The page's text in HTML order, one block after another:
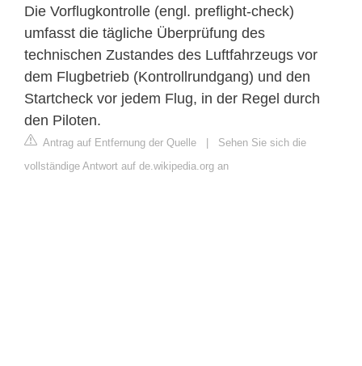
Die Vorflugkontrolle (engl. preflight-check)
umfasst die tägliche Überprüfung des
technischen Zustandes des Luftfahrzeugs vor
dem Flugbetrieb (Kontrollrundgang) und den
Startcheck vor jedem Flug, in der Regel durch
den Piloten.
Antrag auf Entfernung der Quelle
Sehen Sie sich die
vollständige Antwort auf de.wikipedia.org an